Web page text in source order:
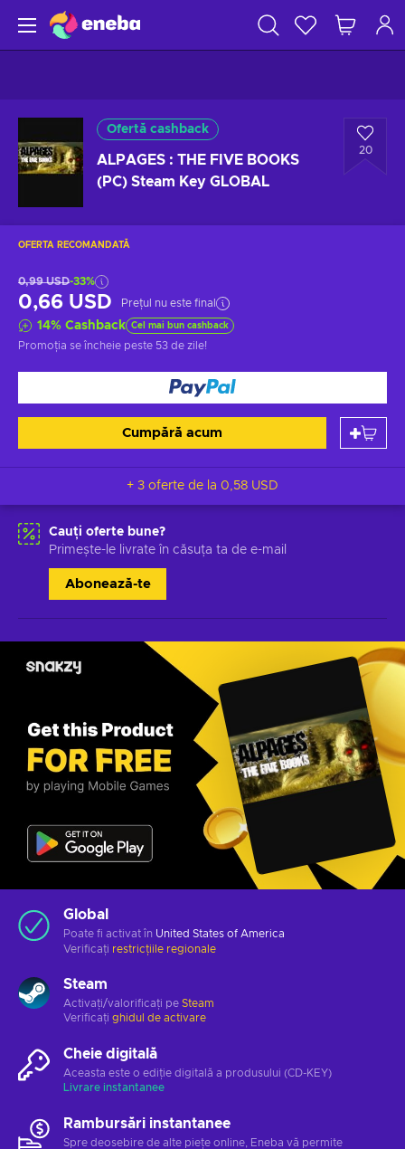
Ofertă cashback
ALPAGES : THE FIVE BOOKS
(PC) Steam Key GLOBAL
20
OFERTA RECOMANDATĂ
0,99 USD-33%
0,66 USD Prețul nu este final
14% Cashback Cel mai bun cashback
Promoția se încheie peste 53 de zile!
Cumpără acum
+ 3 oferte de la 0,58 USD
Cauți oferte bune?
Primește-le livrate în căsuța ta de e-mail
Abonează-te
Global
Poate fi activat în United States of America
Verificați restricțiile regionale
Steam
Activați/valorificați pe Steam
Verificați ghidul de activare
Cheie digitală
Aceasta este o ediție digitală a produsului (CD-KEY)
Livrare instantanee
Rambursări instantanee
Spre deosebire de alte piețe online, Eneba vă permite